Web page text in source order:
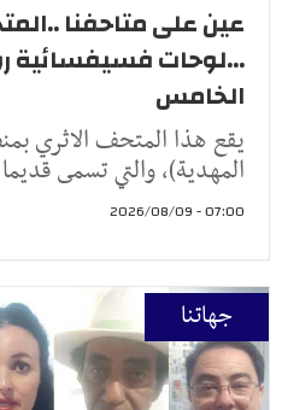
عين على متاحفنا
...لوحات فسيفسائية
الخامس
يقع هذا المتحف الاثري
المهدية)، والتي تسمى
07:00 - 2026/08/09
جهاتنا